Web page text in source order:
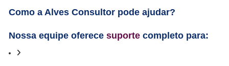
Como a Alves Consultor pode ajudar?
Nossa equipe oferece suportecompleto para: